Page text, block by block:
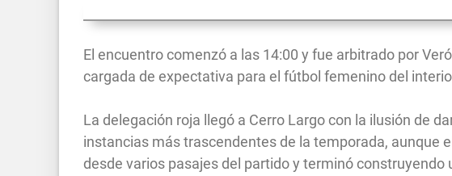
El encuentro comenzó a las 14:00 y fue arbitrado por
cargada de expectativa para el fútbol femenino del
La delegación roja llegó a Cerro Largo con la ilusión de
instancias más trascendentes de la temporada, aunque
desde varios pasajes del partido y terminó construyendo